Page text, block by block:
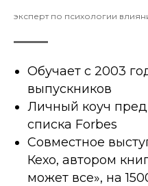
эксперт по психологии
Обучает с 2003
выпускников
Личный коуч
списка Forbes
Совместное
Кехо, автором
может все», на